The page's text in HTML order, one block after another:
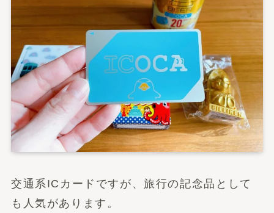
交通系ICカードですが、旅行の記念品として
も人気があります。